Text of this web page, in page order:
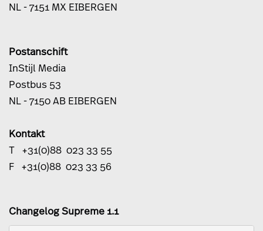
NL - 7151 MX EIBERGEN
Postanschift
InStijl Media
Postbus 53
NL - 7150 AB EIBERGEN
Kontakt
T +31(0)88 023 33 55
F +31(0)88 023 33 56
Changelog Supreme 1.1